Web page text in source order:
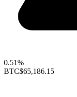
0.51%
BTC$65,186.15